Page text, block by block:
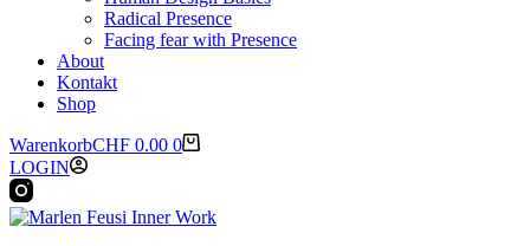
Radical Presence
Facing fear with Presence
About
Kontakt
Shop
WarenkorbCHF 0.00 0
LOGIN